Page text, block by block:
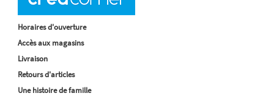
Horaires d'ouverture
Accès aux magasins
Livraison
Retours d'articles
Une histoire de famille